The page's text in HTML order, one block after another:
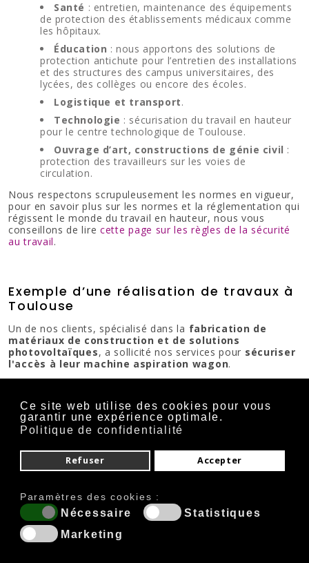
Ce site web utilise des cookies pour vous
garantir une expérience optimale.
Politique de confidentialité
Refuser Accepter
Paramètres des cookies :
Nécessaire
Statistiques
Marketing
Santé : entretien, maintenance des équipements
de protection des établissements médicaux comme
les hôpitaux.
Éducation : nous apportons des solutions de
protection antichute pour l’entretien des installations
et des structures des campus universitaires, des
lycées, des collèges ou encore des écoles.
Logistique et transport.
Technologie : sécurisation du travail en hauteur
pour le centre technologique de Toulouse.
Ouvrage d’art, constructions de génie civil :
protection des travailleurs sur les voies de
circulation.
Nous respectons scrupuleusement les normes en vigueur,
pour en savoir plus sur les normes et la réglementation qui
régissent le monde du travail en hauteur, nous vous
conseillons de lire cette page sur les règles de la sécurité
au travail.
Exemple d’une réalisation de travaux à
Toulouse
Un de nos clients, spécialisé dans la fabrication de
matériaux de construction et de solutions
photovoltaïques, a sollicité nos services pour sécuriser
l'accès à leur machine aspiration wagon.
mémoire technique détaillé, exposant notre solution étape
par étape et décrivant la manière dont nous allions
procéder pour mettre en place :
Uneplateforme en caillebotis électroforgé
Uneligne de vie rail bridé en bout et
Despoints d'ancrage sur poteaux
une fixation solide.
Un
portillon et un garde-corps
découpe du garde-corps existant.